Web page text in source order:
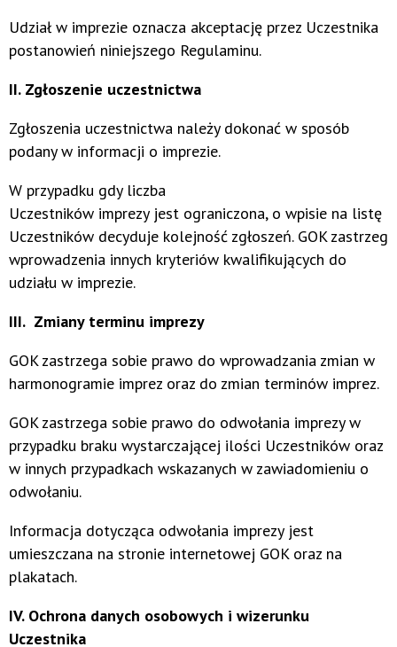
Udział w imprezie oznacza akceptację przez Uczestnika
postanowień niniejszego Regulaminu.
II. Zgłoszenie uczestnictwa
Zgłoszenia uczestnictwa należy dokonać w sposób
podany w informacji o imprezie.
W przypadku gdy liczba
Uczestników imprezy jest ograniczona, o wpisie na listę
Uczestników decyduje kolejność zgłoszeń. GOK
wprowadzenia innych kryteriów kwalifikujących do
udziału w imprezie.
III. Zmiany terminu imprezy
GOK zastrzega sobie prawo do wprowadzania zmian w
harmonogramie imprez oraz do zmian terminów imprez.
GOK zastrzega sobie prawo do odwołania imprezy w
przypadku braku wystarczającej ilości Uczestników oraz
w innych przypadkach wskazanych w zawiadomieniu o
odwołaniu.
Informacja dotycząca odwołania imprezy jest
umieszczana na stronie internetowej GOK oraz na
plakatach.
IV. Ochrona danych osobowych i wizerunku
Uczestnika